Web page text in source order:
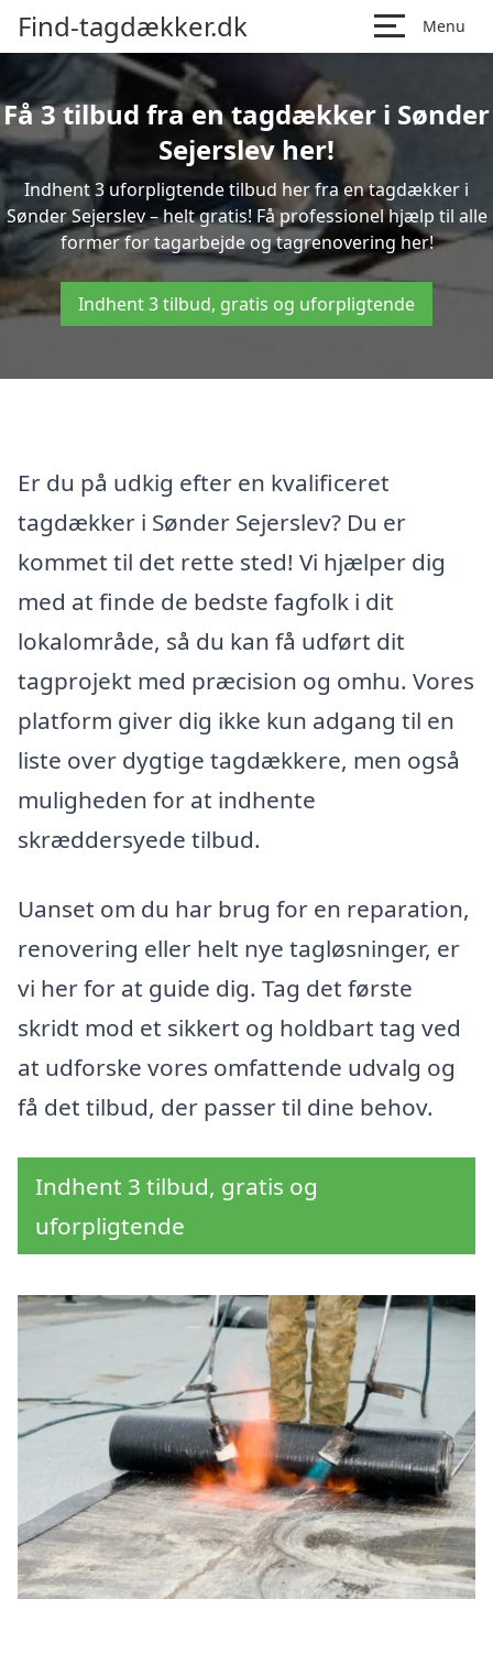
Find-tagdækker.dk Menu
Få 3 tilbud fra en tagdækker i Sønder
Sejerslev her!
Indhent 3 uforpligtende tilbud her fra en tagdækker i
Sønder Sejerslev – helt gratis! Få professionel hjælp til alle
former for tagarbejde og tagrenovering her!
Indhent 3 tilbud, gratis og uforpligtende
Er du på udkig efter en kvalificeret
tagdækker i Sønder Sejerslev? Du er
kommet til det rette sted! Vi hjælper dig
med at finde de bedste fagfolk i dit
lokalområde, så du kan få udført dit
tagprojekt med præcision og omhu. Vores
platform giver dig ikke kun adgang til en
liste over dygtige tagdækkere, men også
muligheden for at indhente
skræddersyede tilbud.
Uanset om du har brug for en reparation,
renovering eller helt nye tagløsninger, er
vi her for at guide dig. Tag det første
skridt mod et sikkert og holdbart tag ved
at udforske vores omfattende udvalg og
få det tilbud, der passer til dine behov.
Indhent 3 tilbud, gratis og
uforpligtende